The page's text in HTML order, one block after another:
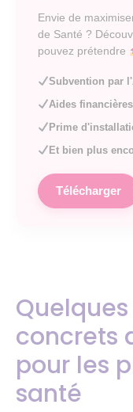
Envie de
de Santé ?
pouvez prétendre
Subvention par
Aides
Prime
Et bien plus
Télécharger
concrets
pour les
santé